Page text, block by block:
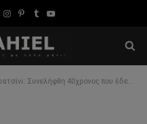
Instagram
Pinterest
TumblrYouTube
Συνελήφθη 40χρονος που έδεσε αρνάκι με σκοπό να το σφάξει